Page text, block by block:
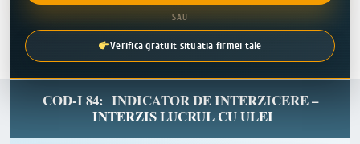
SAU
Verifica gratuit situatia firmei tale
COD-I 84: INDICATOR DE INTERZICERE –
INTERZIS LUCRUL CU ULEI